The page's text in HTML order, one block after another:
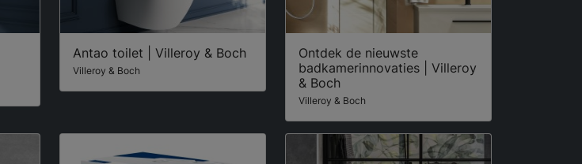
Antao toilet | Villeroy & Boch
Villeroy & Boch
Ontdek de nieuwste
badkamerinnovaties | Villeroy
& Boch
Villeroy & Boch